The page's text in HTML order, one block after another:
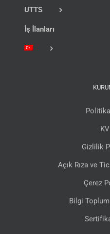
UTTS
İş İlanları
Gizlilik
Açık Rıza ve
Çerez
Bilgi